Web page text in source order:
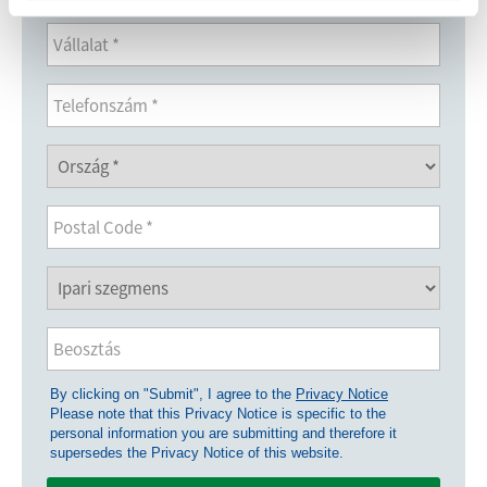
By clicking on "Submit", I agree to the Privacy Notice
Please note that this Privacy Notice is specific to the
personal information you are submitting and therefore it
supersedes the Privacy Notice of this website.